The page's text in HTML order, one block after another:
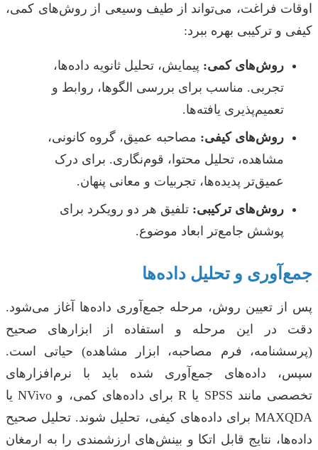
اوقات فراغت، می‌تواند از طیف وسیعی از روش‌های کمی،
کیفی و ترکیبی بهره ببرد:
روش‌های کمی: پیمایش، تحلیل ثانویه داده‌ها،
تجربی. مناسب برای بررسی الگوها، روابط و
تعمیم‌پذیری یافته‌ها.
روش‌های کیفی: مصاحبه عمیق، گروه کانونی،
مشاهده، تحلیل محتوا، قوم‌نگاری. برای درک
عمیق‌تر پدیده‌ها، تجربیات و معانی پنهان.
روش‌های ترکیبی: تلفیق هر دو رویکرد برای
پوشش جامع‌تر ابعاد موضوع.
جمع‌آوری و تحلیل داده‌ها
پس از تعیین روش، مرحله جمع‌آوری داده‌ها آغاز می‌شود.
دقت در این مرحله و استفاده از ابزارهای صحیح
(پرسشنامه، فرم مصاحبه، ابزار مشاهده) حیاتی است.
سپس، داده‌های جمع‌آوری شده باید با نرم‌افزارهای
تخصصی مانند SPSS یا R برای داده‌های کمی، و NVivo یا
MAXQDA برای داده‌های کیفی، تحلیل شوند. تحلیل صحیح
داده‌ها، نتایج قابل اتکا و بینش‌های ارزشمندی را به ارمغان